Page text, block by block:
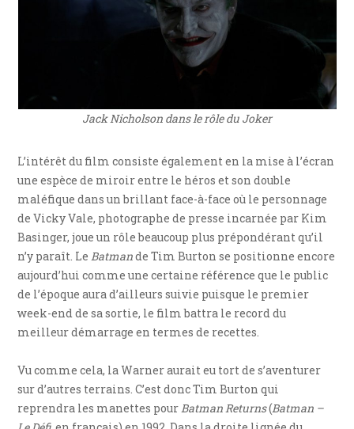
Jack Nicholson dans le rôle du Joker
L’intérêt du film consiste également en la mise à l’écran
une espèce de miroir entre le héros et son double
maléfique dans un brillant face-à-face où le personnage
de Vicky Vale, photographe de presse incarnée par Kim
Basinger, joue un rôle beaucoup plus prépondérant qu’il
n’y paraît. LeBatmande Tim Burton se positionne encore
aujourd’hui comme une certaine référence que le public
de l’époque aura d’ailleurs suivie puisque le premier
week-end de sa sortie, le film battra le record du
meilleur démarrage en termes de recettes.
Vu comme cela, la Warner aurait eu tort de s’aventurer
sur d’autres terrains. C’est donc Tim Burton qui
reprendra les manettes pourBatman Returns(Batman –